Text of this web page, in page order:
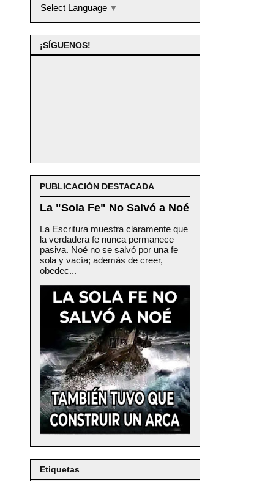
Select Language ▼
¡SÍGUENOS!
PUBLICACIÓN DESTACADA
La "Sola Fe" No Salvó a Noé
La Escritura muestra claramente que
la verdadera fe nunca permanece
pasiva. Noé no se salvó por una fe
sola y vacía; además de creer,
obedec...
Etiquetas